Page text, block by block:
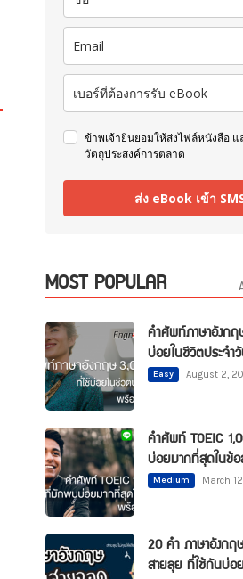
ข้าพเจ้ายินยอมให้ส่งไฟล์หนังสือ แ
วัตถุประสงค์การตลาด
ส่ง eBook เข้า
MOST POPULAR
คำศัพท์ภาษาอังก
บ่อยในชีวิตประจ
Easy August 2,
คำศัพท์ TOEIC
บ่อยมากที่สุดในข้
Medium March
20 คำ ภาษาอังก
สายลุย ที่ใช้กันบ่อ